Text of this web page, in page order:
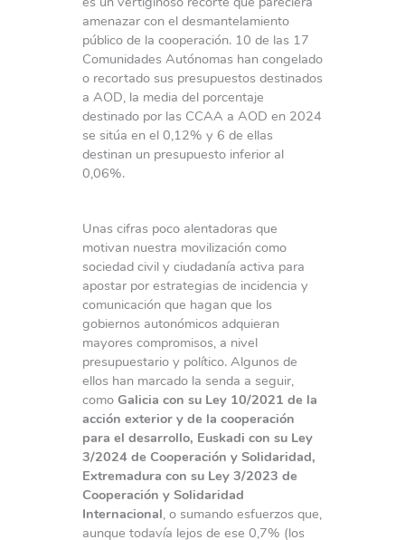
amenazar con el desmantelamiento
público de la cooperación. 10 de las 17
Comunidades Autónomas han congelado
o recortado sus presupuestos destinados
a AOD, la media del porcentaje
destinado por las CCAA a AOD en 2024
se sitúa en el 0,12% y 6 de ellas
destinan un presupuesto inferior al
0,06%.
Unas cifras poco alentadoras que
motivan nuestra movilización como
sociedad civil y ciudadanía activa para
apostar por estrategias de incidencia y
comunicación que hagan que los
gobiernos autonómicos adquieran
mayores compromisos, a nivel
presupuestario y político. Algunos de
ellos han marcado la senda a seguir,
como Galicia con su Ley 10/2021 de la
acción exterior y de la cooperación
para el desarrollo, Euskadi con su Ley
3/2024 de Cooperación y Solidaridad,
Extremadura con su Ley 3/2023 de
Cooperación y Solidaridad
Internacional, o sumando esfuerzos que,
aunque todavía lejos de ese 0,7% (los